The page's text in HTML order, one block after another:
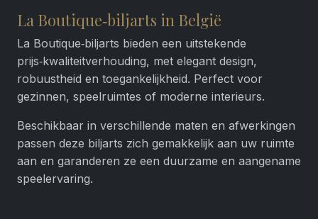
La Boutique‑biljarts in België
La Boutique‑biljarts bieden een uitstekende
prijs‑kwaliteitverhouding, met elegant design,
robuustheid en toegankelijkheid. Perfect voor
gezinnen, speelruimtes of moderne interieurs.
Beschikbaar in verschillende maten en afwerkingen
passen deze biljarts zich gemakkelijk aan uw ruimte
aan en garanderen ze een duurzame en aangename
speelervaring.